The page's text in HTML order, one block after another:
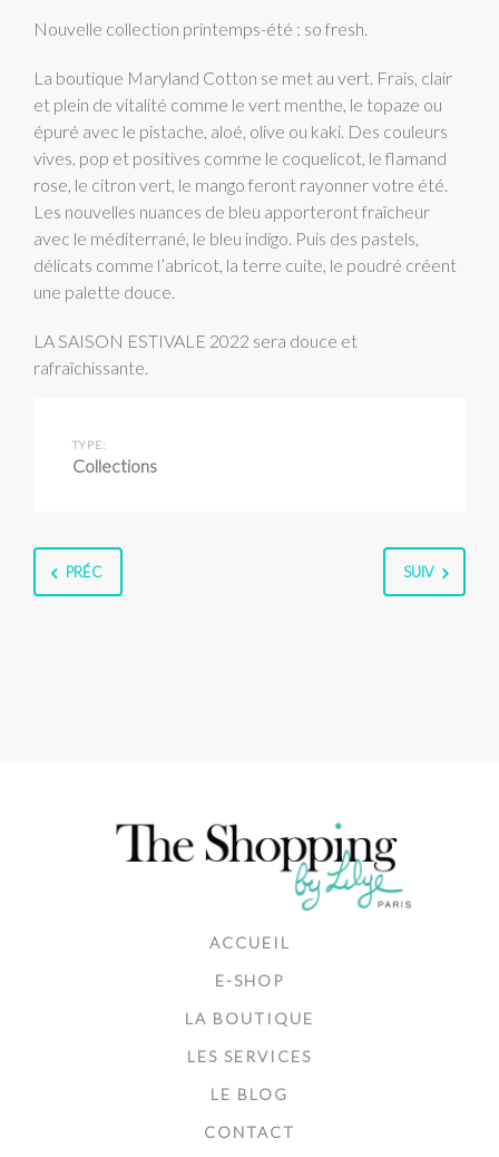
Nouvelle collection printemps-été : so fresh.
La boutique Maryland Cotton se met au vert. Frais, clair
et plein de vitalité comme le vert menthe, le topaze ou
épuré avec le pistache, aloé, olive ou kaki. Des couleurs
vives, pop et positives comme le coquelicot, le flamand
rose, le citron vert, le mango feront rayonner votre été.
Les nouvelles nuances de bleu apporteront fraîcheur
avec le méditerrané, le bleu indigo. Puis des pastels,
délicats comme l’abricot, la terre cuite, le poudré créent
une palette douce.
LA SAISON ESTIVALE 2022 sera douce et
rafraîchissante.
TYPE:
Collections
PRÉC SUIV
ACCUEIL
E-SHOP
LA BOUTIQUE
LES SERVICES
LE BLOG
CONTACT